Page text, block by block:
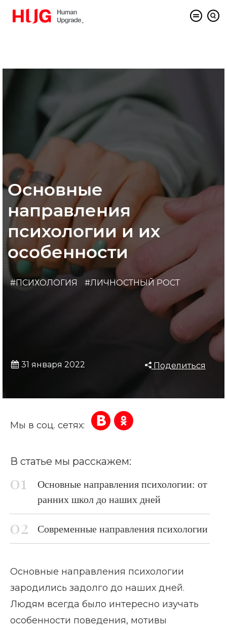
Основные
направления
психологии и их
особенности
#ПСИХОЛОГИЯ #ЛИЧНОСТНЫЙ РОСТ
31 января 2022 Поделиться
Мы в соц. сетях:
В статье мы расскажем:
Основные направления психологии: от
ранних школ до наших дней
Современные направления психологии
Основные направления психологии
зародились задолго до наших дней.
Людям всегда было интересно изучать
особенности поведения, мотивы